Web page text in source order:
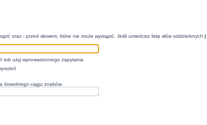
oraz- przed słowem, które nie może wystąpić. Jeśli umieścisz listę słów oddzielonych|
lub użyj wprowadzonego zapytania
dowolnego ciągu znaków.